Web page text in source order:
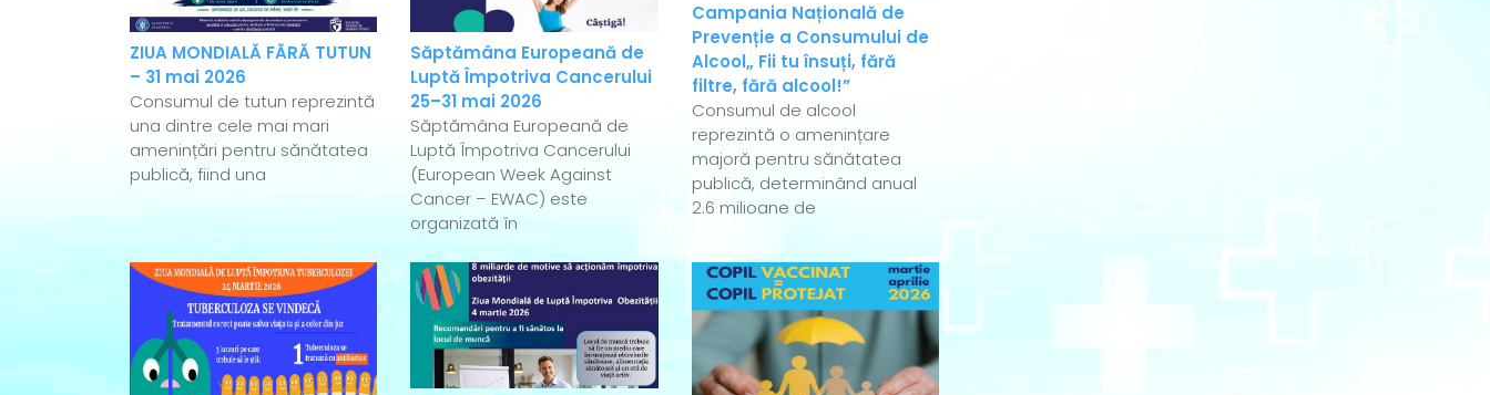
ZIUA MONDIALĂ FĂRĂ TUTUN
– 31 mai 2026
Consumul de tutun reprezintă
una dintre cele mai mari
amenințări pentru sănătatea
publică, fiind una
Săptămâna Europeană de
Luptă Împotriva Cancerului
25–31 mai 2026
Săptămâna Europeană de
Luptă Împotriva Cancerului
(European Week Against
Cancer – EWAC) este
organizată în
Campania Națională de
Prevenție a Consumului de
Alcool„ Fii tu însuți, fără
filtre, fără alcool!”
Consumul de alcool
reprezintă o amenințare
majoră pentru sănătatea
publică, determinând anual
2.6 milioane de